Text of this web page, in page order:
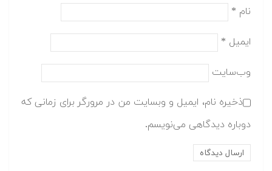
نام *
ایمیل *
وب‌سایت
ذخیره نام، ایمیل و وبسایت من در مرورگر برای زمانی که
دوباره دیدگاهی می‌نویسم.